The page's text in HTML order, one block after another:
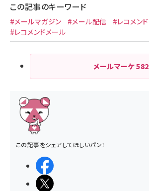
この記事のキーワード
#メールマガジン #メール配信
#レコメンド
#レコメンドメール
メールマーケ582
この記事をシェアしてほしいパン！